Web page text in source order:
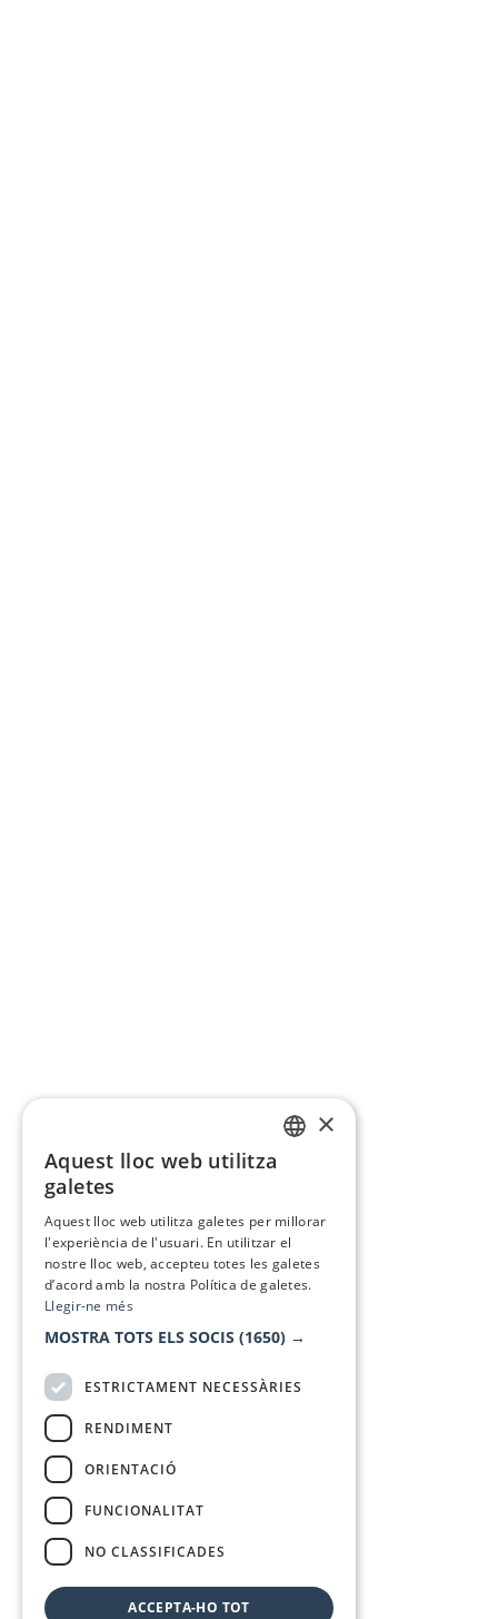
×
Aquest lloc web utilitza
galetes
Aquest lloc web utilitza galetes per millorar
l'experiència de l'usuari. En utilitzar el
nostre lloc web, accepteu totes les galetes
d’acord amb la nostra Política de galetes.
Llegir-ne més
MOSTRA TOTS ELS SOCIS (1650) →
ESTRICTAMENT NECESSÀRIES
RENDIMENT
ORIENTACIÓ
FUNCIONALITAT
NO CLASSIFICADES
ACCEPTA-HO TOT